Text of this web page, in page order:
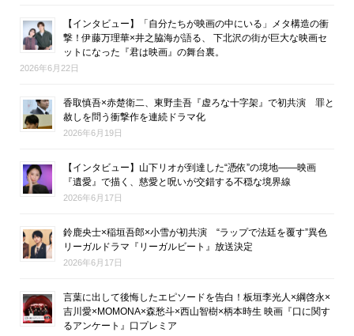
【インタビュー】「自分たちが映画の中にいる」メタ構造の衝
撃！伊藤万理華×井之脇海が語る、 下北沢の街が巨大な映画セ
ットになった『君は映画』の舞台裏。
2026年6月22日
香取慎吾×赤楚衛二、東野圭吾『虚ろな十字架』で初共演 罪と
赦しを問う衝撃作を連続ドラマ化
2026年6月19日
【インタビュー】山下リオが到達した“憑依”の境地――映画
『遺愛』で描く、慈愛と呪いが交錯する不穏な境界線
2026年6月17日
鈴鹿央士×稲垣吾郎×小雪が初共演 “ラップで法廷を覆す”異色
リーガルドラマ『リーガルビート』放送決定
2026年6月17日
言葉に出して後悔したエピソードを告白！板垣李光人×綱啓永×
吉川愛×MOMONA×森愁斗×西山智樹×柄本時生 映画『口に関す
るアンケート』口プレミア